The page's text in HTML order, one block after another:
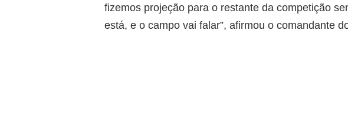
fizemos projeção para o restante da competição
está, e o campo vai falar”, afirmou o comandante